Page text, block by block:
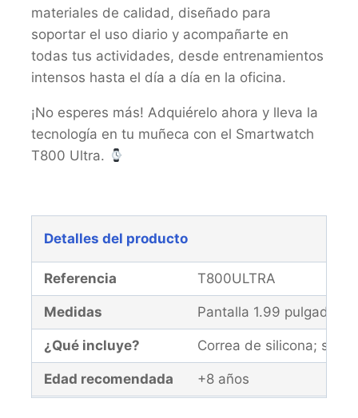
materiales de calidad, diseñado para
soportar el uso diario y acompañarte en
todas tus actividades, desde entrenamientos
intensos hasta el día a día en la oficina.
¡No esperes más! Adquiérelo ahora y lleva la
tecnología en tu muñeca con el Smartwatch
T800 Ultra.
Detalles del producto
Referencia T800ULTRA
Medidas Pantalla 1.99 pulgadas
¿Qué incluye? Correa de silicona;
Edad recomendada +8 años